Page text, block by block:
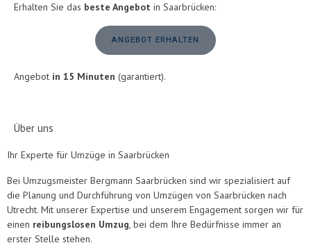
Erhalten Sie das beste Angebot in Saarbrücken:
ANGEBOT ERHALTEN
Angebot in 15 Minuten (garantiert).
Über uns
Ihr Experte für Umzüge in Saarbrücken
Bei Umzugsmeister Bergmann Saarbrücken sind wir spezialisiert auf
die Planung und Durchführung von Umzügen von Saarbrücken nach
Utrecht. Mit unserer Expertise und unserem Engagement sorgen wir für
einen reibungslosen Umzug, bei dem Ihre Bedürfnisse immer an
erster Stelle stehen.